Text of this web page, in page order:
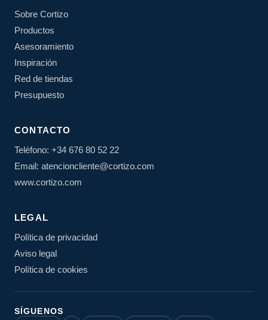
Sobre Cortizo
Productos
Asesoramiento
Inspiración
Red de tiendas
Presupuesto
CONTACTO
Teléfono: +34 676 80 52 22
Email: atencioncliente@cortizo.com
www.cortizo.com
LEGAL
Política de privacidad
Aviso legal
Política de cookies
SÍGUENOS